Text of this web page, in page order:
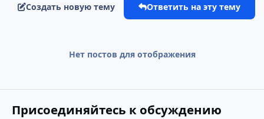
Создать новую тему Ответить на эту тему
Нет постов для отображения
Присоединяйтесь к обсуждению